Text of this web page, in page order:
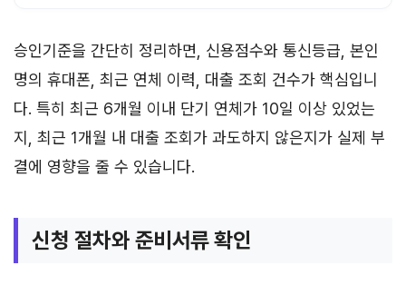
승인기준을 간단히 정리하면, 신용점수와 통신등급, 본인
명의 휴대폰, 최근 연체 이력, 대출 조회 건수가 핵심입니
다. 특히 최근 6개월 이내 단기 연체가 10일 이상 있었는
지, 최근 1개월 내 대출 조회가 과도하지 않은지가 실제 부
결에 영향을 줄 수 있습니다.
신청 절차와 준비서류 확인